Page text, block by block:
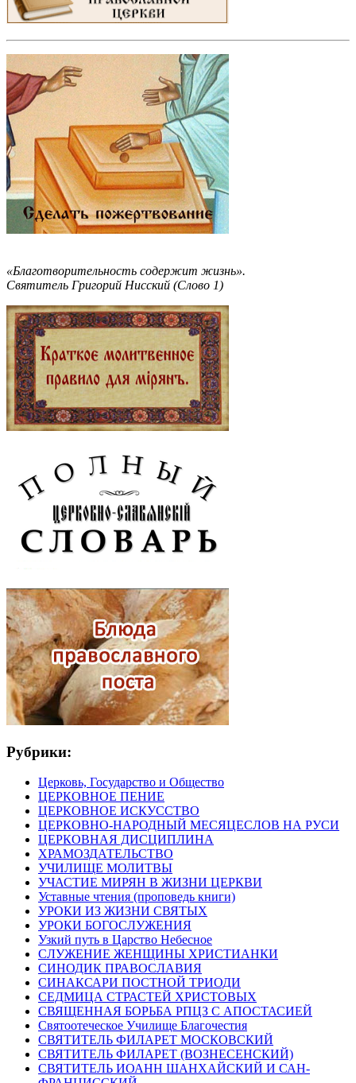
«Благотворительность содержит жизнь».
Святитель Григорий Нисский (Слово 1)
Рубрики:
Церковь, Государство и Общество
ЦЕРКОВНОЕ ПЕНИЕ
ЦЕРКОВНОЕ ИСКУССТВО
ЦЕРКОВНО-НАРОДНЫЙ МЕСЯЦЕСЛОВ НА РУСИ
ЦЕРКОВНАЯ ДИСЦИПЛИНА
ХРАМОЗДАТЕЛЬСТВО
УЧИЛИЩЕ МОЛИТВЫ
УЧАСТИЕ МИРЯН В ЖИЗНИ ЦЕРКВИ
Уставные чтения (проповедь книги)
УРОКИ ИЗ ЖИЗНИ СВЯТЫХ
УРОКИ БОГОСЛУЖЕНИЯ
Узкий путь в Царство Небесное
СЛУЖЕНИЕ ЖЕНЩИНЫ ХРИСТИАНКИ
СИНОДИК ПРАВОСЛАВИЯ
СИНАКСАРИ ПОСТНОЙ ТРИОДИ
СЕДМИЦА СТРАСТЕЙ ХРИСТОВЫХ
СВЯЩЕННАЯ БОРЬБА РПЦЗ С АПОСТАСИЕЙ
Святоотеческое Училище Благочестия
СВЯТИТЕЛЬ ФИЛАРЕТ МОСКОВСКИЙ
СВЯТИТЕЛЬ ФИЛАРЕТ (ВОЗНЕСЕНСКИЙ)
СВЯТИТЕЛЬ ИОАНН ШАНХАЙСКИЙ И САН-